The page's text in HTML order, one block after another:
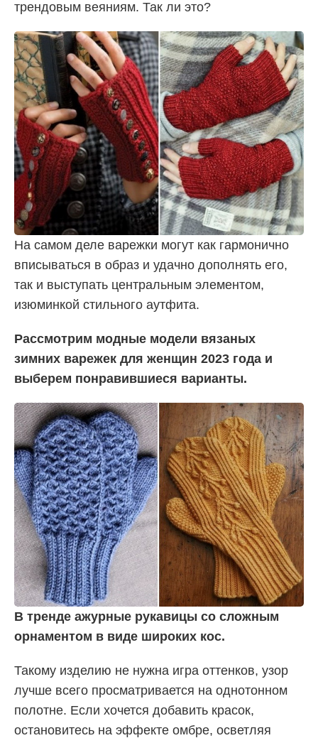
трендовым веяниям. Так ли это?
На самом деле варежки могут как гармонично
вписываться в образ и удачно дополнять его,
так и выступать центральным элементом,
изюминкой стильного аутфита.
Рассмотрим модные модели вязаных
зимних варежек для женщин 2023 года и
выберем понравившиеся варианты.
В тренде ажурные рукавицы со сложным
орнаментом в виде широких кос.
Такому изделию не нужна игра оттенков, узор
лучше всего просматривается на однотонном
полотне. Если хочется добавить красок,
остановитесь на эффекте омбре, осветляя